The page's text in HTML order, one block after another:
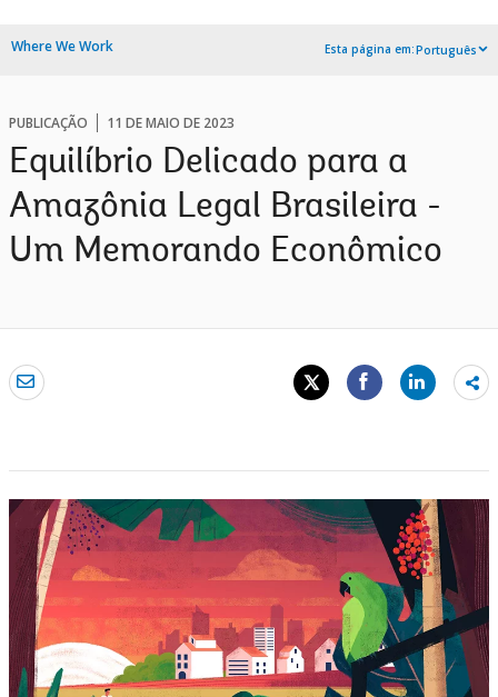
Where We Work Esta página em:Português
PUBLICAÇÃO 11 DE MAIO DE 2023
Equilíbrio Delicado para a
Amazônia Legal Brasileira -
Um Memorando Econômico